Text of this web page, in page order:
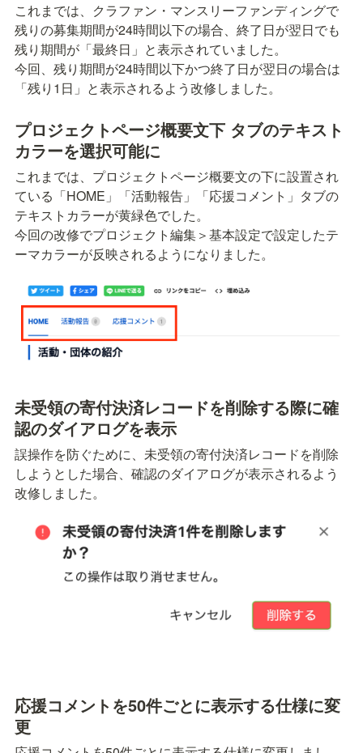
これまでは、クラファン・マンスリーファンディングで
残りの募集期間が24時間以下の場合、終了日が翌日でも
残り期間が「最終日」 と表示されていました。
今回、残り期間が24時間以下かつ終了日が翌日の場合は
「残り1日」と表示されるよう改修しました。
プロジェクトページ概要文下 タブのテキスト
カラーを選択可能に
これまでは、プロジェクトページ概要文の下に設置され
ている「HOME」「活動報告」「応援コメント」タブの
テキストカラーが黄緑色でした。
今回の改修でプロジェクト編集＞基本設定で設定したテ
未受領の寄付決済レコードを削除する際に確
認のダイアログを表示
誤操作を防ぐために、未受領の寄付決済レコードを削除
しようとした場合、確認のダイアログが表示されるよう
改修しました。
応援コメントを50件ごとに表示する仕様に変
更